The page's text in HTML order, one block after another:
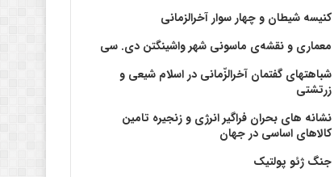
کنیسه شیطان و چهار سوار آخرالزمانی
معماری و نقشه‌ی ماسونی شهر واشينگتن دی. سی
شباهتهای گفتمان آخر‌الزّمانی در اسلام شیعی و
زرتشتی
نشانه های بحران فراگیر انرژی و زنجیره تامین
کالاهای اساسی در جهان
جنگ ژئو پولتیک